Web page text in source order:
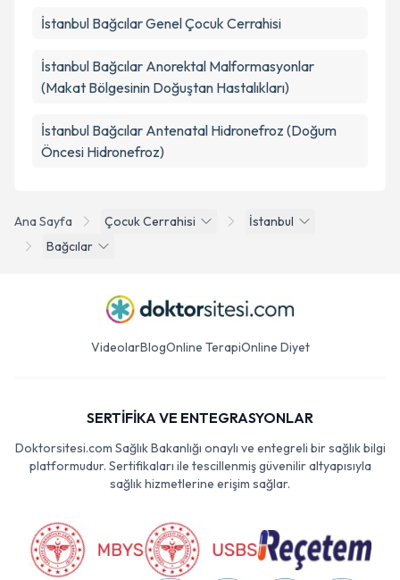
Ana Sayfa Çocuk Cerrahisi
İstanbul
Bağcılar
İstanbul Bağcılar Genel Çocuk Cerrahisi
İstanbul Bağcılar Anorektal Malformasyonlar
(Makat Bölgesinin Doğuştan Hastalıkları)
İstanbul Bağcılar Antenatal Hidronefroz (Doğum
Öncesi Hidronefroz)
Videolar Blog Online Terapi Online Diyet
SERTİFİKA VE ENTEGRASYONLAR
Doktorsitesi.com Sağlık Bakanlığı onaylı ve entegreli bir sağlık bilgi
platformudur. Sertifikaları ile tescillenmiş güvenilir altyapısıyla
sağlık hizmetlerine erişim sağlar.